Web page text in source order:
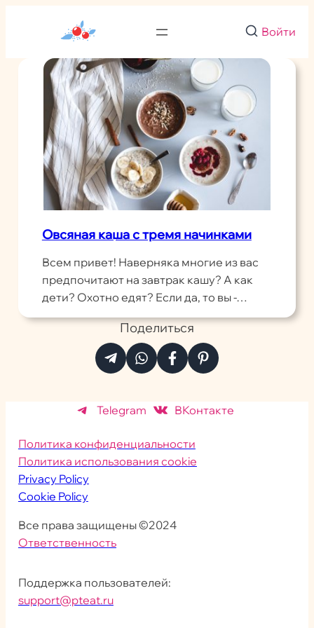
Войти
Овсяная каша с тремя начинками
Всем привет! Наверняка многие из вас
предпочитают на завтрак кашу? А как
дети? Охотно едят? Если да, то вы -…
Поделиться
Telegram ВКонтакте
Политика конфиденциальности
Политика использования cookie
Privacy Policy
Cookie Policy
Все права защищены ©2024
Ответственность
Поддержка пользователей:
support@pteat.ru